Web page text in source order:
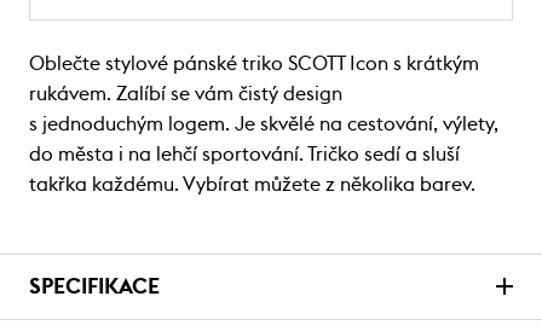
Oblečte stylové pánské triko SCOTT Icon s krátkým
rukávem. Zalíbí se vám čistý design
s jednoduchým logem. Je skvělé na cestování, výlety,
do města i na lehčí sportování. Tričko sedí a sluší
takřka každému. Vybírat můžete z několika barev.
SPECIFIKACE